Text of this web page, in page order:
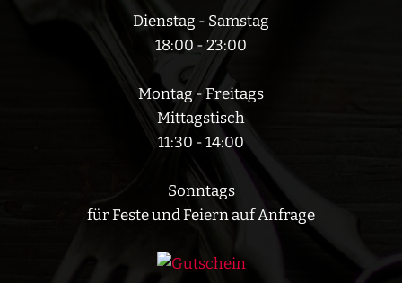
Dienstag - Samstag
18:00 - 23:00
Montag - Freitags
Mittagstisch
11:30 - 14:00
Sonntags
für Feste und Feiern auf Anfrage